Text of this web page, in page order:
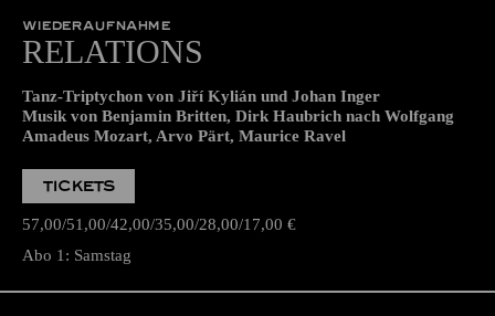
WIEDERAUFNAHME
RELATIONS
Tanz-Triptychon von Jiří Kylián und Johan Inger
Musik von Benjamin Britten, Dirk Haubrich nach Wolfgang
Amadeus Mozart, Arvo Pärt, Maurice Ravel
TICKETS
57,00 51,00 42,00 35,00 28,00 17,00 €
Abo 1: Samstag